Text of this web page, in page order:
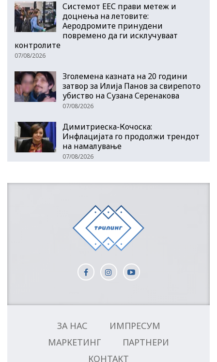
Системот ЕЕС прави метеж и
доцнења на летовите:
Аеродромите принудени
повремено да ги исклучуваат
контролите
07/08/2026
Зголемена казната на 20 години
затвор за Илија Панов за свирепото
убиство на Сузана Серенакова
07/08/2026
Димитриеска-Кочоска:
Инфлацијата го продолжи трендот
на намалување
07/08/2026
ЗА НАС
ИМПРЕСУМ
МАРКЕТИНГ
ПАРТНЕРИ
КОНТАКТ